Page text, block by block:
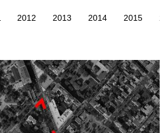
2012 2013 2014 2015